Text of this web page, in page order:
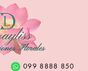
099 8888 850